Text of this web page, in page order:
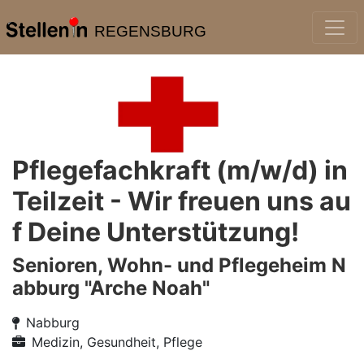
REGENSBURG
Pflegefachkraft (m/w/d) in
Teilzeit - Wir freuen uns au
f Deine Unterstützung!
Senioren, Wohn- und Pflegeheim N
abburg "Arche Noah"
Nabburg
Medizin, Gesundheit, Pflege